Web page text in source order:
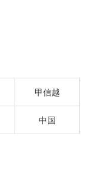
甲信越
中国